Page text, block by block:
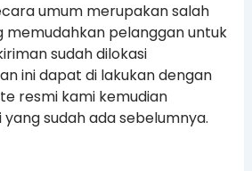
umum merupakan salah
memudahkan pelanggan untuk
sudah dilokasi
ini dapat di lakukan dengan
resmi kami kemudian
sudah ada sebelumnya.